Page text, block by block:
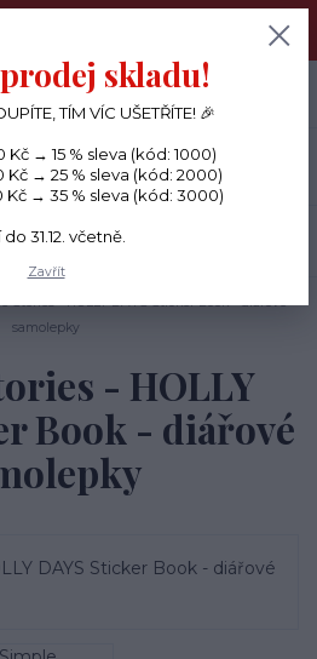
odesílám každý den, KREATIVNÍ
Menu
CZK
samolepky
- HOLLY
Book - diářové
skladu!
TÍM VÍC UŠETŘÍTE! 🎉
Kč → 15 % sleva (kód: 1000)
Kč → 25 % sleva (kód: 2000)
→ 35 % sleva (kód: 3000)
do 31.12. včetně.
Zavřít